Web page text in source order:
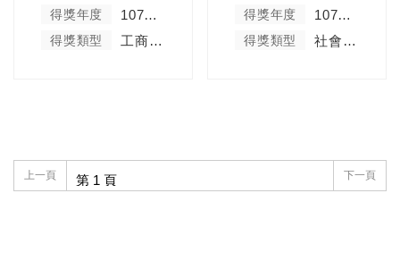
得獎年度 107學年度
得獎類型 工商菁英類
得獎年度 107學年度
得獎類型 社會服務及彰顯天主教精神類
上一頁 下一頁